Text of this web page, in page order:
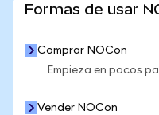
Formas de usar
Comprar NOCon
Empieza en pocos
Vender NOCon